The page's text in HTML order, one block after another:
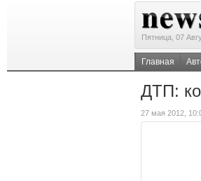
Пятница, 07
Главная
ДТП:
27 мая 2012,